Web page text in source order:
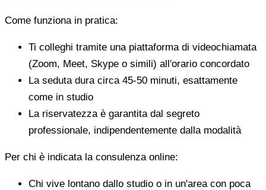
Come funziona in pratica:
Ti colleghi tramite una piattaforma di videochiamata
(Zoom, Meet, Skype o simili) all'orario concordato
La seduta dura circa 45-50 minuti, esattamente
come in studio
La riservatezza è garantita dal segreto
professionale, indipendentemente dalla modalità
Per chi è indicata la consulenza online:
Chi vive lontano dallo studio o in un'area con poca